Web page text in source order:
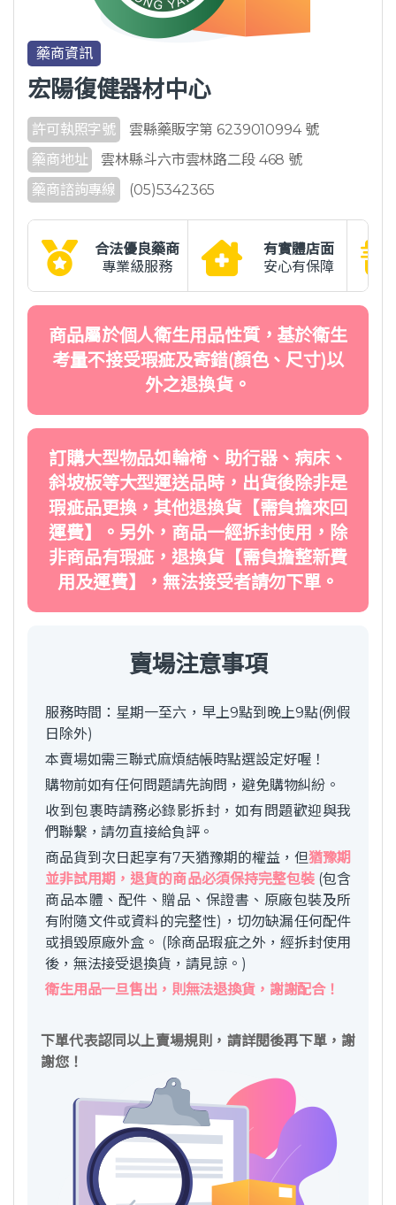
藥商資訊
宏陽復健器材中心
許可執照字號
雲縣藥販字第 6239010994 號
藥商地址
雲林縣斗六市雲林路二段 468 號
藥商諮詢專線
(05)5342365
合法優良藥商
專業級服務
有實體店面
安心有保障
商品屬於個人衛生用品性質，基於衛生
考量不接受瑕疵及寄錯(顏色、尺寸)以
外之退換貨。
訂購大型物品如輪椅、助行器、病床、
斜坡板等大型運送品時，出貨後除非是
瑕疵品更換，其他退換貨【需負擔來回
運費】。另外，商品一經拆封使用，除
非商品有瑕疵，退換貨【需負擔整新費
用及運費】，無法接受者請勿下單。
賣場注意事項
服務時間：星期一至六，早上9點到晚上9點(例假
日除外)
本賣場如需三聯式麻煩結帳時點選設定好喔！
購物前如有任何問題請先詢問，避免購物糾紛。
收到包裹時請務必錄影拆封，如有問題歡迎與我
們聯繫，請勿直接給負評。
商品貨到次日起享有7天猶豫期的權益，但猶豫期
並非試用期，退貨的商品必須保持完整包裝(包含
商品本體、配件、贈品、保證書、原廠包裝及所
有附隨文件或資料的完整性)，切勿缺漏任何配件
或損毀原廠外盒。 (除商品瑕疵之外，經拆封使用
後，無法接受退換貨，請見諒。)
衛生用品一旦售出，則無法退換貨，謝謝配合！
下單代表認同以上賣場規則，請詳閱後再下單，謝
謝您！